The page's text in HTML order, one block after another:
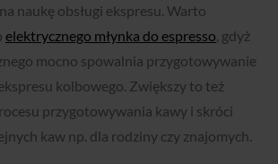
naukę obsługi ekspresu. Warto
elektrycznego młynka do espresso , gdyż
mocno spowalnia przygotowywanie
kolbowego. Zwiększy to też
przygotowywania kawy i skróci
kaw np. dla rodziny czy znajomych.